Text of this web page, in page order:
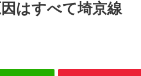
はすべて埼京線